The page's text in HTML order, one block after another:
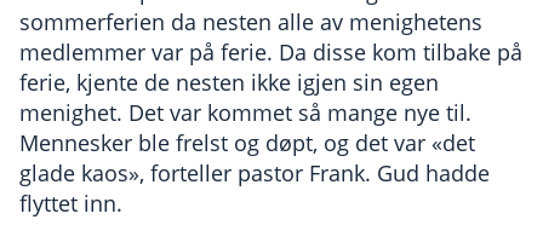
sommerferien da nesten alle av menighetens
medlemmer var på ferie. Da disse kom tilbake på
ferie, kjente de nesten ikke igjen sin egen
menighet. Det var kommet så mange nye til.
Mennesker ble frelst og døpt, og det var «det
glade kaos», forteller pastor Frank. Gud hadde
flyttet inn.